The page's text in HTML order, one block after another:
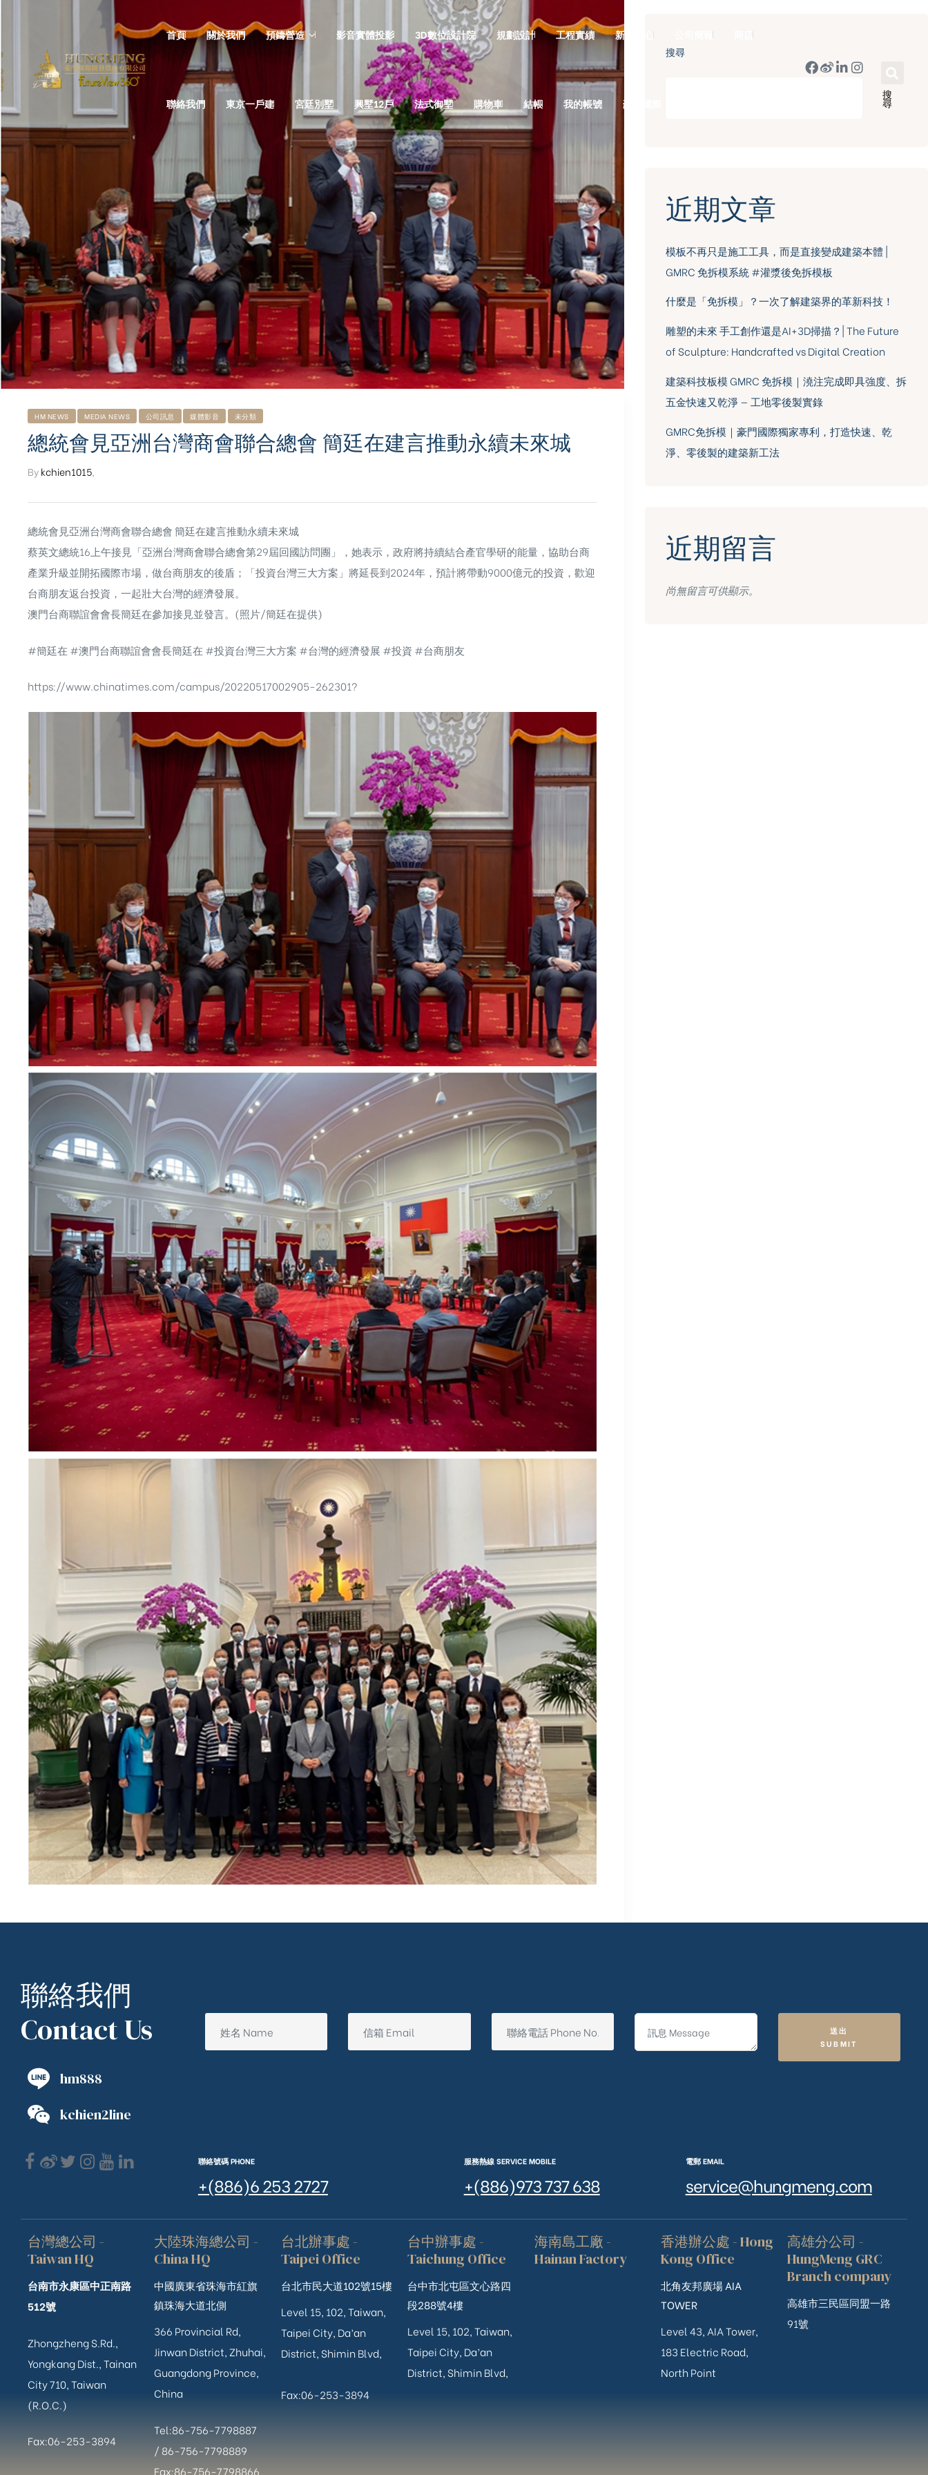
首頁 關於我們 預鑄營造 影音實體投影 3D數位設計院 規劃設計 工程實績 新聞中心 公司簡報 商店
聯絡我們 東京一戶建 宮廷別墅 興墅12戶 法式御墅 購物車 結帳 我的帳號 豪門國際 ｜ 50週年里程碑
HM NEWS MEDIA NEWS 公司訊息 媒體影音 未分類
總統會見亞洲台灣商會聯合總會 簡廷在建言推動永續未來城
Bykchien1015,
總統會見亞洲台灣商會聯合總會 簡廷在建言推動永續未來城
蔡英文總統16上午接見「亞洲台灣商會聯合總會第29屆回國訪問團」，她表示，政府將持續結合產官學研的能量，協助台商
產業升級並開拓國際市場，做台商朋友的後盾；「投資台灣三大方案」將延長到2024年，預計將帶動9000億元的投資，歡迎
台商朋友返台投資，一起壯大台灣的經濟發展。
澳門台商聯誼會會長簡廷在參加接見並發言。(照片/簡廷在提供)
#簡廷在 #澳門台商聯誼會會長簡廷在 #投資台灣三大方案 #台灣的經濟發展 #投資 #台商朋友
https://www.chinatimes.com/campus/20220517002905-262301?
搜尋
搜
尋
近期文章
模板不再只是施工工具，而是直接變成建築本體 |
GMRC 免拆模系統 #灌漿後免拆模板
什麼是「免拆模」？一次了解建築界的革新科技！
雕塑的未來 手工創作還是AI+3D掃描？| The Future
of Sculpture: Handcrafted vs Digital Creation
建築科技板模 GMRC 免拆模｜澆注完成即具強度、拆
五金快速又乾淨 — 工地零後製實錄
GMRC免拆模｜豪門國際獨家專利，打造快速、乾
淨、零後製的建築新工法
近期留言
尚無留言可供顯示。
聯絡我們
Contact Us
hm888
kchien2line
送出
SUBMIT
聯絡號碼 PHONE
+(886)6 253 2727
服務熱線 SERVICE MOBILE
+(886)973 737 638
電郵 EMAIL
service@hungmeng.com
台灣總公司 -
Taiwan HQ
台南市永康區中正南路
512號
Zhongzheng S.Rd.,
Yongkang Dist., Tainan
City 710, Taiwan
(R.O.C.)
Fax:06-253-3894
大陸珠海總公司 -
China HQ
中國廣東省珠海市紅旗
鎮珠海大道北側
366 Provincial Rd,
Jinwan District, Zhuhai,
Guangdong Province,
China
Tel:86-756-7798887
/ 86-756-7798889
Fax:86-756-7798866
台北辦事處 -
Taipei Office
台北市民大道102號15樓
Level 15, 102, Taiwan,
Taipei City, Da’an
District, Shimin Blvd,
Fax:06-253-3894
台中辦事處 -
Taichung Office
台中市北屯區文心路四
段288號4樓
Level 15, 102, Taiwan,
Taipei City, Da’an
District, Shimin Blvd,
海南島工廠 -
Hainan Factory
香港辦公處 - Hong
Kong Office
北角友邦廣場 AIA
TOWER
Level 43, AIA Tower,
183 Electric Road,
North Point
高雄分公司 -
HungMeng GRC
Branch company
高雄市三民區同盟一路
91號
含日本